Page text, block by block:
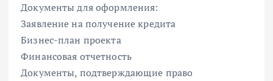
Документы для оформления:
Заявление на получение кредита
Бизнес-план проекта
Финансовая отчетность
Документы, подтверждающие право